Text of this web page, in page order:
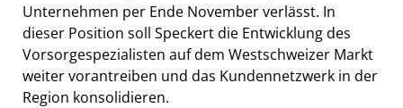
Unternehmen per Ende November verlässt. In
dieser Position soll Speckert die Entwicklung des
Vorsorgespezialisten auf dem Westschweizer Markt
weiter vorantreiben und das Kundennetzwerk in der
Region konsolidieren.